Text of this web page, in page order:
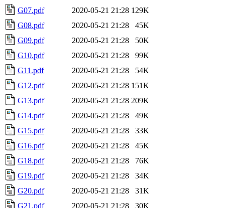
G07.pdf
2020-05-21 21:28 129K
G08.pdf
2020-05-21 21:28
45K
G09.pdf
2020-05-21 21:28
50K
G10.pdf
2020-05-21 21:28
99K
G11.pdf
2020-05-21 21:28
54K
G12.pdf
2020-05-21 21:28 151K
G13.pdf
2020-05-21 21:28 209K
G14.pdf
2020-05-21 21:28
49K
G15.pdf
2020-05-21 21:28
33K
G16.pdf
2020-05-21 21:28
45K
G18.pdf
2020-05-21 21:28
76K
G19.pdf
2020-05-21 21:28
34K
G20.pdf
2020-05-21 21:28
31K
G21.pdf
2020-05-21 21:28
30K